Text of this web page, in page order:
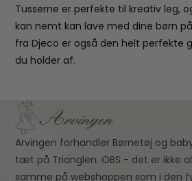
Tusserne er perfekte til kreativ leg,
kan nemt kan lave med dine børn
fra Djeco er også den helt perfekte
du holder af.
Arvingen forhandler Børnetøj og
tæt på Trianglen. OBS - det er ikke
samme på webshoppen som i den